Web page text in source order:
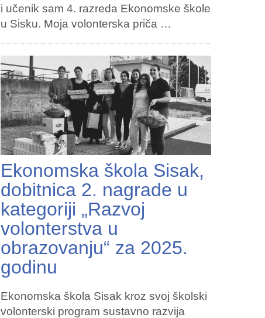
i učenik sam 4. razreda Ekonomske škole
u Sisku. Moja volonterska priča …
Ekonomska škola Sisak,
dobitnica 2. nagrade u
kategoriji „Razvoj
volonterstva u
obrazovanju“ za 2025.
godinu
Ekonomska škola Sisak kroz svoj školski
volonterski program sustavno razvija